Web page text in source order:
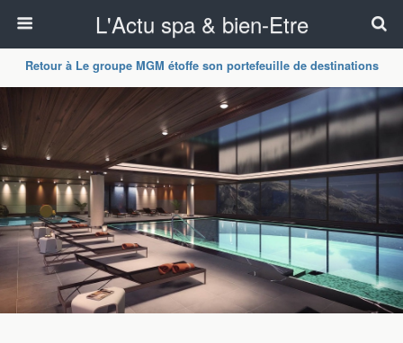
L'Actu spa & bien-Etre
Retour à Le groupe MGM étoffe son portefeuille de destinations